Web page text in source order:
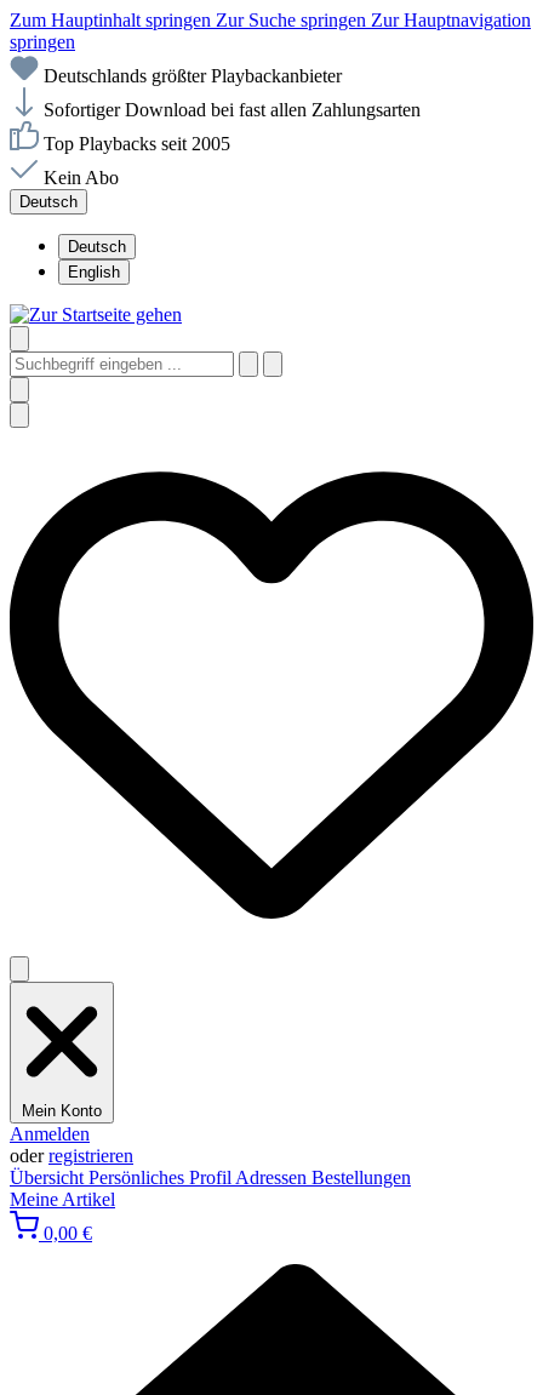
Zum Hauptinhalt springen Zur Suche springen Zur Hauptnavigation
springen
Deutschlands größter Playbackanbieter
Sofortiger Download bei fast allen Zahlungsarten
Top Playbacks seit 2005
Kein Abo
Deutsch
Deutsch
English
Mein Konto
Anmelden
oderregistrieren
Übersicht Persönliches Profil Adressen Bestellungen
Meine Artikel
0,00 €